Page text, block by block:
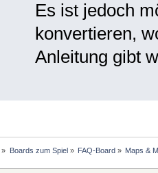
Es ist jedoch
konvertieren,
Anleitung gibt
» Boards zum Spiel» FAQ-Board» Maps &